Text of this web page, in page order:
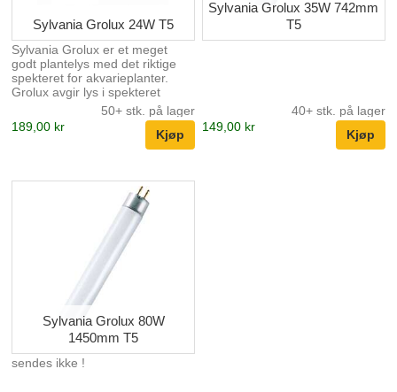
Sylvania Grolux 24W T5
Sylvania Grolux er et meget
godt plantelys med det riktige
spekteret for akvarieplanter.
Grolux avgir lys i spekteret
rødlig og blått med en Kelvin på
8500. Lengde 549mm.
50+ stk. på lager
189,00 kr
Sylvania Grolux 35W 742mm
T5
40+ stk. på lager
149,00 kr
Sylvania Grolux 80W
1450mm T5
sendes ikke !